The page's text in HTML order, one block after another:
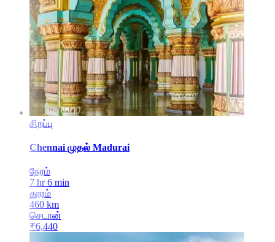
சிறப்பு
Chennai முதல் Madurai
நேரம்
7 hr 6 min
தூரம்
460 km
செடான்
₹6,440